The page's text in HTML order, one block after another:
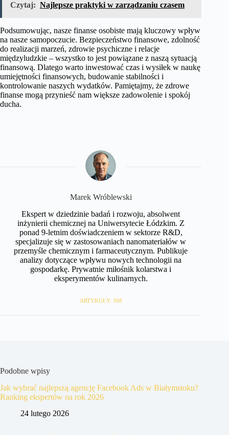
Czytaj: Najlepsze praktyki w zarządzaniu czasem
Podsumowując, nasze finanse osobiste mają kluczowy wpływ
na nasze samopoczucie. Bezpieczeństwo finansowe, zdolność
do realizacji marzeń, zdrowie psychiczne i relacje
międzyludzkie – wszystko to jest powiązane z naszą sytuacją
finansową. Dlatego warto inwestować czas i wysiłek w naukę
umiejętności finansowych, budowanie stabilności i
kontrolowanie naszych wydatków. Pamiętajmy, że zdrowe
finanse mogą przynieść nam większe zadowolenie i spokój
ducha.
Marek Wróblewski
Ekspert w dziedzinie badań i rozwoju, absolwent
inżynierii chemicznej na Uniwersytecie Łódzkim. Z
ponad 9-letnim doświadczeniem w sektorze R&D,
specjalizuje się w zastosowaniach nanomateriałów w
przemyśle chemicznym i farmaceutycznym. Publikuje
analizy dotyczące wpływu nowych technologii na
gospodarkę. Prywatnie miłośnik kolarstwa i
eksperymentów kulinarnych.
ARTYKUŁY: 308
Podobne wpisy
Jak wybrać najlepszą agencję Facebook Ads w Białymstoku?
Ranking ekspertów na rok 2026
24 lutego 2026